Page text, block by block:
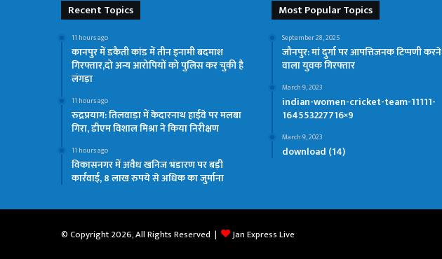
Recent Topics
11 hours ago
कानपुर में डकैती कांड में तीन इनामी बदमाश
गिरफ्तार,दो अन्य आरोपियों को पुलिस कर चुकी है
लंगड़ा
11 hours ago
रुद्रप्रयाग: तिलवाड़ा में केदारनाथ हाईवे पर मलबा
गिरा, डीएम विशाल मिश्रा ने किया निरीक्षण
11 hours ago
विकासनगर में अवैध खनिज भंडारण पर बड़ी
कार्रवाई, 8 लाख रुपये से अधिक का जुर्माना
Most Popular Topics
September 28, 2025
जौनपुर: मां दुर्गा पर आपत्तिजनक टिप्पणी करने
वाला युवक गिरफ्तार
March 9, 2023
indian-women-cricket-team-11111-
164553227716×9
March 9, 2023
download (14)
© Copyright 2026, All Rights Reserved | Jan Express Live